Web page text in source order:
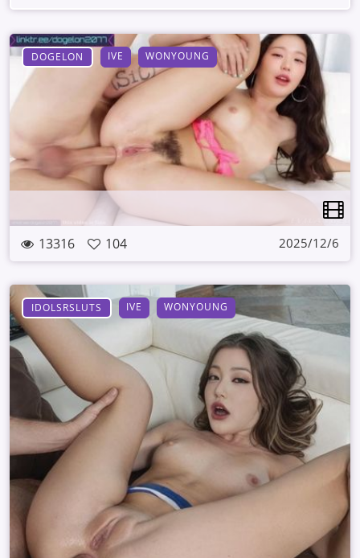
DOGELON IVE WONYOUNG
13316 104 2025/12/6
IDOLSRSLUTS IVE WONYOUNG